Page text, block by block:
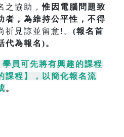
之協助，惟因電腦問題致
者，為維持公平性，不得
祈見諒並留意!。 (報名首
代為報名)。
員可先將有興趣的課程
課程】，以簡化報名流
。